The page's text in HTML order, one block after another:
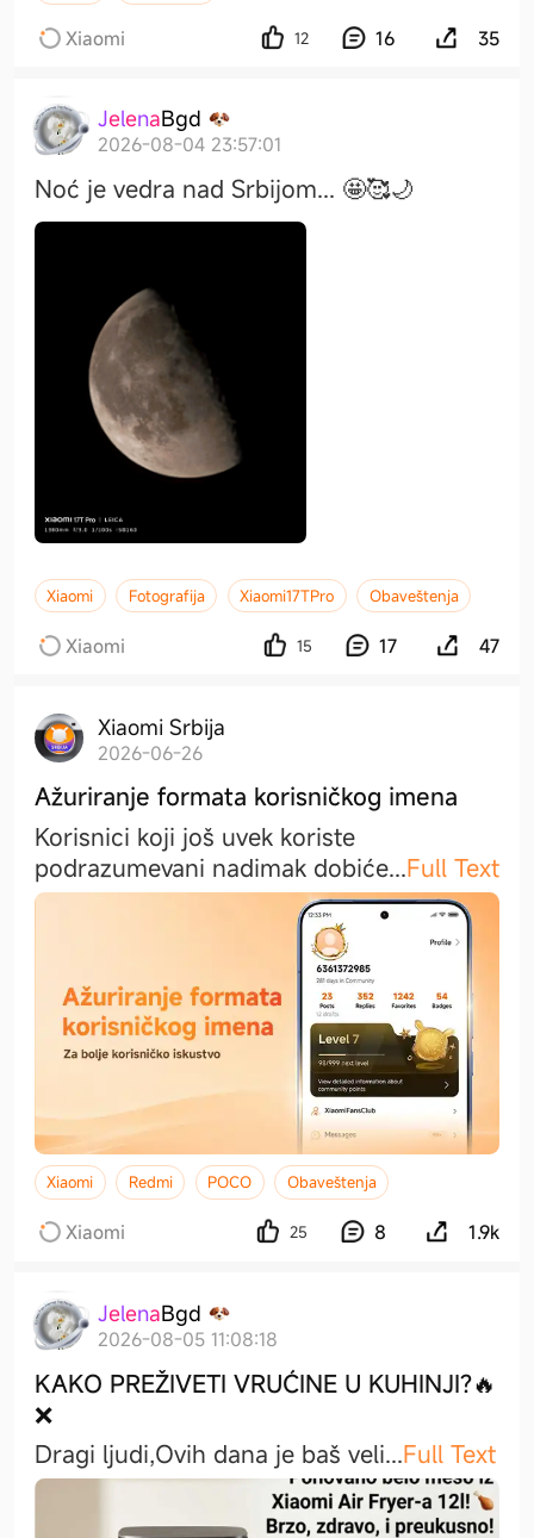
Xiaomi 12 16 35
JelenaBgd
2026-08-04 23:57:01
Noć je vedra nad Srbijom... 🤩🥰🌙
Xiaomi Fotografija Xiaomi17TPro Obaveštenja
Xiaomi 15 17 47
Xiaomi Srbija
2026-06-26
Ažuriranje formata korisničkog imena
Korisnici koji još uvek koriste
podrazumevani nadimak dobiće...Full Text
Xiaomi Redmi POCO Obaveštenja
Xiaomi 25 8 1.9k
JelenaBgd
2026-08-05 11:08:18
KAKO PREŽIVETI VRUĆINE U KUHINJI?🔥
❌
Dragi ljudi,​Ovih dana je baš veli...Full Text